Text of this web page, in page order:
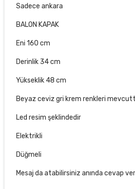
Sadece ankara
BALON KAPAK
Eni 160 cm
Derinlik 34 cm
Yükseklik 48 cm
Beyaz ceviz gri krem renkleri
Led resim şeklindedir
Elektrikli
Düğmeli
Mesaj da atabilirsiniz anında cevap